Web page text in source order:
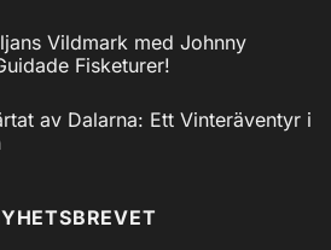
Vildmark med Johnny
Fisketurer!
av Dalarna: Ett Vinteräventyr i